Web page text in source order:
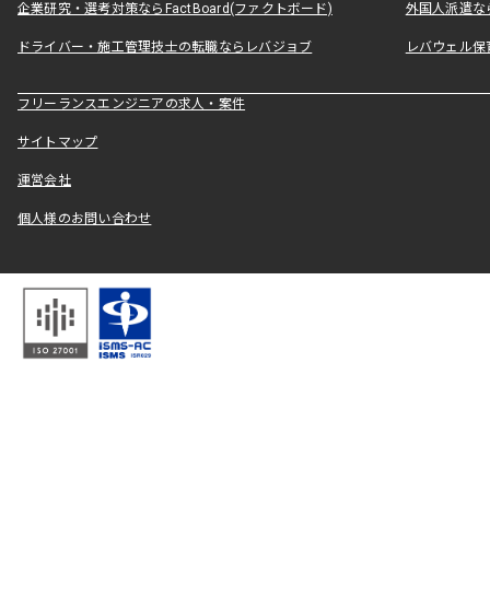
企業研究・選考対策ならFactBoard(ファクトボード) 外国人派遣な
ドライバー・施工管理技士の転職ならレバジョブ レバウェル
フリーランスエンジニアの求人・案件
サイトマップ
運営会社
個人様のお問い合わせ